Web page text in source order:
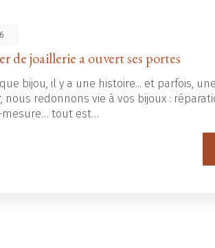
de joaillerie a ouvert ses portes
bijou, il y a une histoire... et parfois,
nous redonnons vie à vos bijoux :
mesure… tout est…